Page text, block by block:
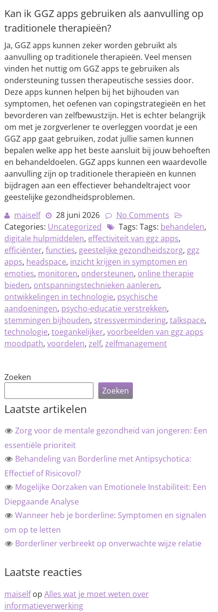
Kan ik GGZ apps gebruiken als aanvulling op
traditionele therapieën?
Ja, GGZ apps kunnen zeker worden gebruikt als
aanvulling op traditionele therapieën. Veel mensen
vinden het nuttig om GGZ apps te gebruiken als
ondersteuning tussen therapeutische sessies door.
Deze apps kunnen helpen bij het bijhouden van
symptomen, het oefenen van copingstrategieën en het
bevorderen van zelfbewustzijn. Het is echter belangrijk
om met je zorgverlener te overleggen voordat je een
GGZ app gaat gebruiken, zodat jullie samen kunnen
bepalen welke app het beste aansluit bij jouw behoeften
en behandeldoelen. GGZ apps kunnen een waardevolle
aanvulling zijn op traditionele therapieën en kunnen
bijdragen aan een effectiever behandeltraject voor
geestelijke gezondheidsproblemen.
maiself
28 juni 2026
No Comments
Categories: Uncategorized Tags: Tags: behandelen,
digitale hulpmiddelen, effectiviteit van ggz apps,
efficiënter, functies, geestelijke gezondheidszorg, ggz
apps, headspace, inzicht krijgen in symptomen en
emoties, monitoren, ondersteunen, online therapie
bieden, ontspanningstechnieken aanleren,
ontwikkelingen in technologie, psychische
aandoeningen, psycho-educatie verstrekken,
stemmingen bijhouden, stressvermindering, talkspace,
technologie, toegankelijker, voorbeelden van ggz apps
moodpath, voordelen, zelf, zelfmanagement
Zoeken
Zoeken
Laatste artikelen
Zorg voor de mentale gezondheid van jongeren: Een
essentiële prioriteit
Behandeling van Borderline met Antipsychotica:
Effectief of Risicovol?
Mogelijke Oorzaken van Emotionele Instabiliteit: Een
Diepgaande Analyse
Wanneer heb je borderline: Symptomen en signalen
om op te letten
Borderliner verbreekt op onverwachte wijze relatie
Laatste reacties
maiselfop Alles wat je moet weten over
informatieverwerking